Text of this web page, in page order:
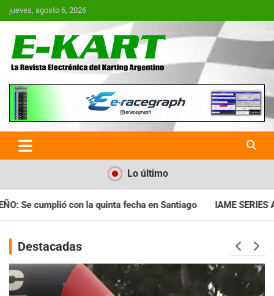
Saltar
al
jueves, agosto 6, 2026
E-Kart.com.ar | La Revista
Electrónica del Karting en
Argentina
Lo último
en Santiago IAME SERIES ARGENTINA: Horarios para la
Destacadas